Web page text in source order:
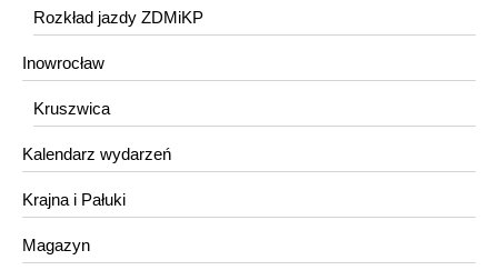
Rozkład jazdy ZDMiKP
Inowrocław
Kruszwica
Kalendarz wydarzeń
Krajna i Pałuki
Magazyn